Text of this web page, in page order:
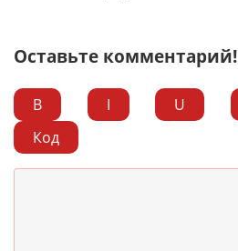
Оставьте комментарий!
B I U
Код